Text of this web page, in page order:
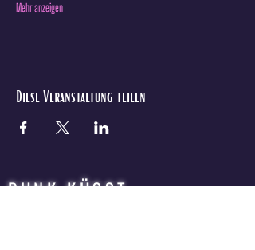
Mehr anzeigen
Diese Veranstaltung teilen
PUNK KÜSST